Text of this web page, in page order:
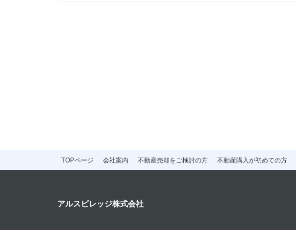
TOPページ 会社案内 不動産売却をご検討の方 不動産購入が初めての方
アルスビレッジ株式会社